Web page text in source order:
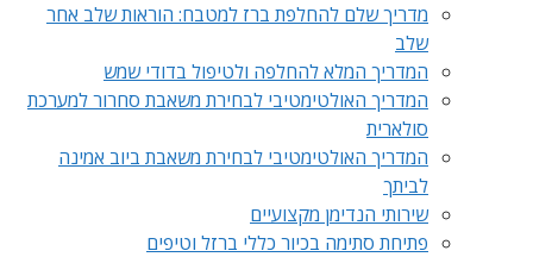
מדריך שלם להחלפת ברז למטבח: הוראות שלב אחר
שלב
המדריך המלא להחלפה ולטיפול בדודי שמש
המדריך האולטימטיבי לבחירת משאבת סחרור למערכת
סולארית
המדריך האולטימטיבי לבחירת משאבת ביוב אמינה
לביתך
שירותי הנדימן מקצועיים
פתיחת סתימה בכיור כללי ברזל וטיפים